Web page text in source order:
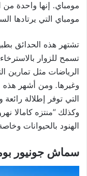
مومباي. إنها واحدة من
مومباي التي يرتادها
تشتهر هذه الحدائق
تسمح للزوار
الرياضات مثل تمارين
وغيرها. ومن أشهر هذه
التي توفر إطلالة
وكذلك “منتزه كامالا
الهنود بالحيوانات
سماش جونيور